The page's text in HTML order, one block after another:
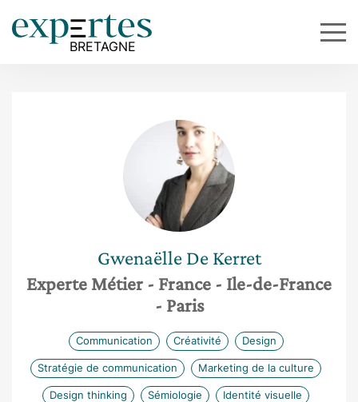
Gwenaëlle De Kerret
Experte Métier - France - Ile-de-France
- Paris
Communication Créativité Design
Stratégie de communication Marketing de la culture
Design thinking Sémiologie Identité visuelle